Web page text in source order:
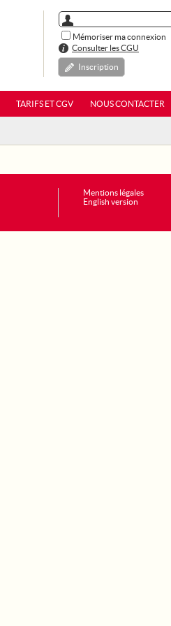
Mémoriser ma connexion
Consulter les CGU
Inscription
TARIFS ET CGV NOUS CONTACTER
Mentions légales
English version